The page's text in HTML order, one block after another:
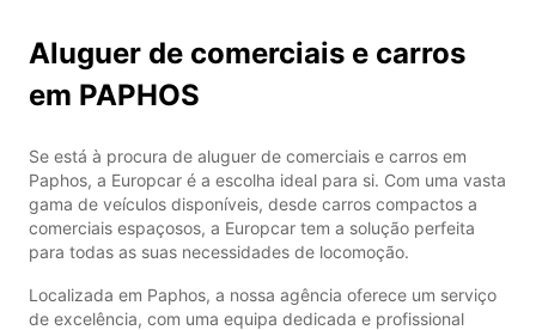
Aluguer de comerciais e carros
em PAPHOS
Se está à procura de aluguer de comerciais e carros em
Paphos, a Europcar é a escolha ideal para si. Com uma vasta
gama de veículos disponíveis, desde carros compactos a
comerciais espaçosos, a Europcar tem a solução perfeita
para todas as suas necessidades de locomoção.
Localizada em Paphos, a nossa agência oferece um serviço
de excelência, com uma equipa dedicada e profissional